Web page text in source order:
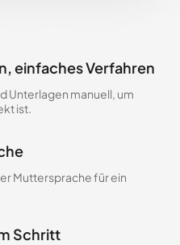
einfaches Verfahren
Unterlagen manuell, um
ist.
Muttersprache für ein
Schritt